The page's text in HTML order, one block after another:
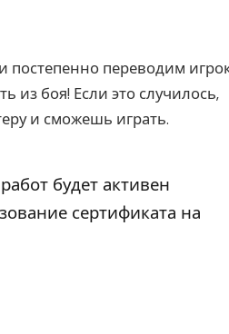
постепенно переводим
из боя! Если это случилось,
и сможешь играть.
будет активен
сертификата на